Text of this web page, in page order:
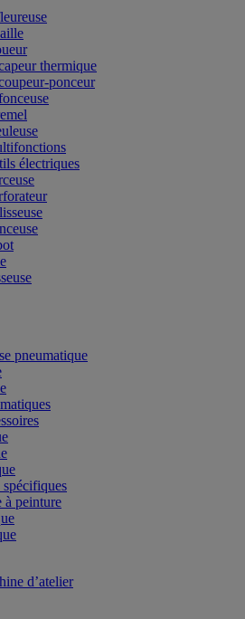
thermique
ponceur
électriques
pneumatique
à peinture
d’atelier